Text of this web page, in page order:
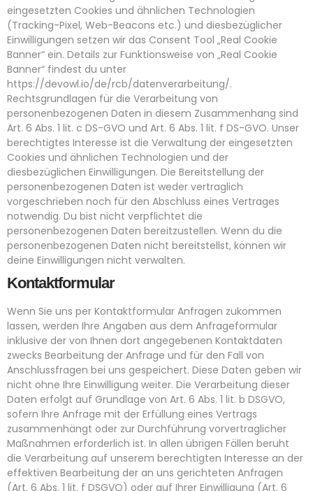
eingesetzten Cookies und ähnlichen Technologien
(Tracking-Pixel, Web-Beacons etc.) und diesbezüglicher
Einwilligungen setzen wir das Consent Tool „Real Cookie
Banner“ ein. Details zur Funktionsweise von „Real Cookie
Banner“ findest du unter
https://devowl.io/de/rcb/datenverarbeitung/.
Rechtsgrundlagen für die Verarbeitung von
personenbezogenen Daten in diesem Zusammenhang sind
Art. 6 Abs. 1 lit. c DS-GVO und Art. 6 Abs. 1 lit. f DS-GVO. Unser
berechtigtes Interesse ist die Verwaltung der eingesetzten
Cookies und ähnlichen Technologien und der
diesbezüglichen Einwilligungen. Die Bereitstellung der
personenbezogenen Daten ist weder vertraglich
vorgeschrieben noch für den Abschluss eines Vertrages
notwendig. Du bist nicht verpflichtet die
personenbezogenen Daten bereitzustellen. Wenn du die
personenbezogenen Daten nicht bereitstellst, können wir
deine Einwilligungen nicht verwalten.
Kontaktformular
Wenn Sie uns per Kontaktformular Anfragen zukommen
lassen, werden Ihre Angaben aus dem Anfrageformular
inklusive der von Ihnen dort angegebenen Kontaktdaten
zwecks Bearbeitung der Anfrage und für den Fall von
Anschlussfragen bei uns gespeichert. Diese Daten geben wir
nicht ohne Ihre Einwilligung weiter. Die Verarbeitung dieser
Daten erfolgt auf Grundlage von Art. 6 Abs. 1 lit. b DSGVO,
sofern Ihre Anfrage mit der Erfüllung eines Vertrags
zusammenhängt oder zur Durchführung vorvertraglicher
Maßnahmen erforderlich ist. In allen übrigen Fällen beruht
die Verarbeitung auf unserem berechtigten Interesse an der
effektiven Bearbeitung der an uns gerichteten Anfragen
(Art. 6 Abs. 1 lit. f DSGVO) oder auf Ihrer Einwilligung (Art. 6